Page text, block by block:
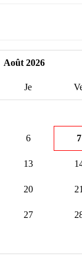
Août 2026
Je
6 7
13
20 21
27